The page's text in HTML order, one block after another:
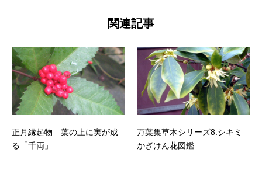
関連記事
正月縁起物 葉の上に実が成
る「千両」
万葉集草木シリーズ8.シキミ
かぎけん花図鑑